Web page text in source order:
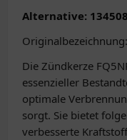
Alternative:
Die Zündkerze
essenzieller
optimale
sorgt. Sie bietet
verbesserte